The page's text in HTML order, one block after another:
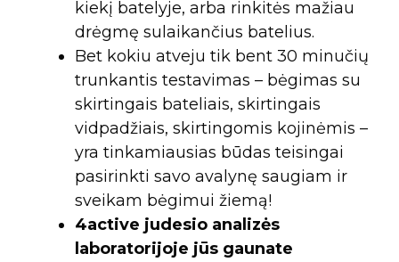
kiekį batelyje, arba rinkitės mažiau
drėgmę sulaikančius batelius.
Bet kokiu atveju tik bent 30 minučių
trunkantis testavimas – bėgimas su
skirtingais bateliais, skirtingais
vidpadžiais, skirtingomis kojinėmis –
yra tinkamiausias būdas teisingai
pasirinkti savo avalynę saugiam ir
sveikam bėgimui žiemą!
4active judesio analizės
laboratorijoje jūs gaunate